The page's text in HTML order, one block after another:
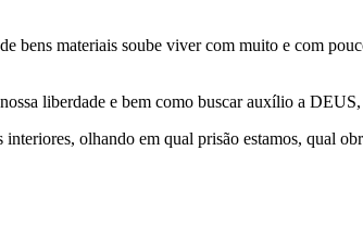
bens materiais soube viver com muito e com
liberdade e bem como buscar auxílio a
olhando em qual prisão estamos, qual